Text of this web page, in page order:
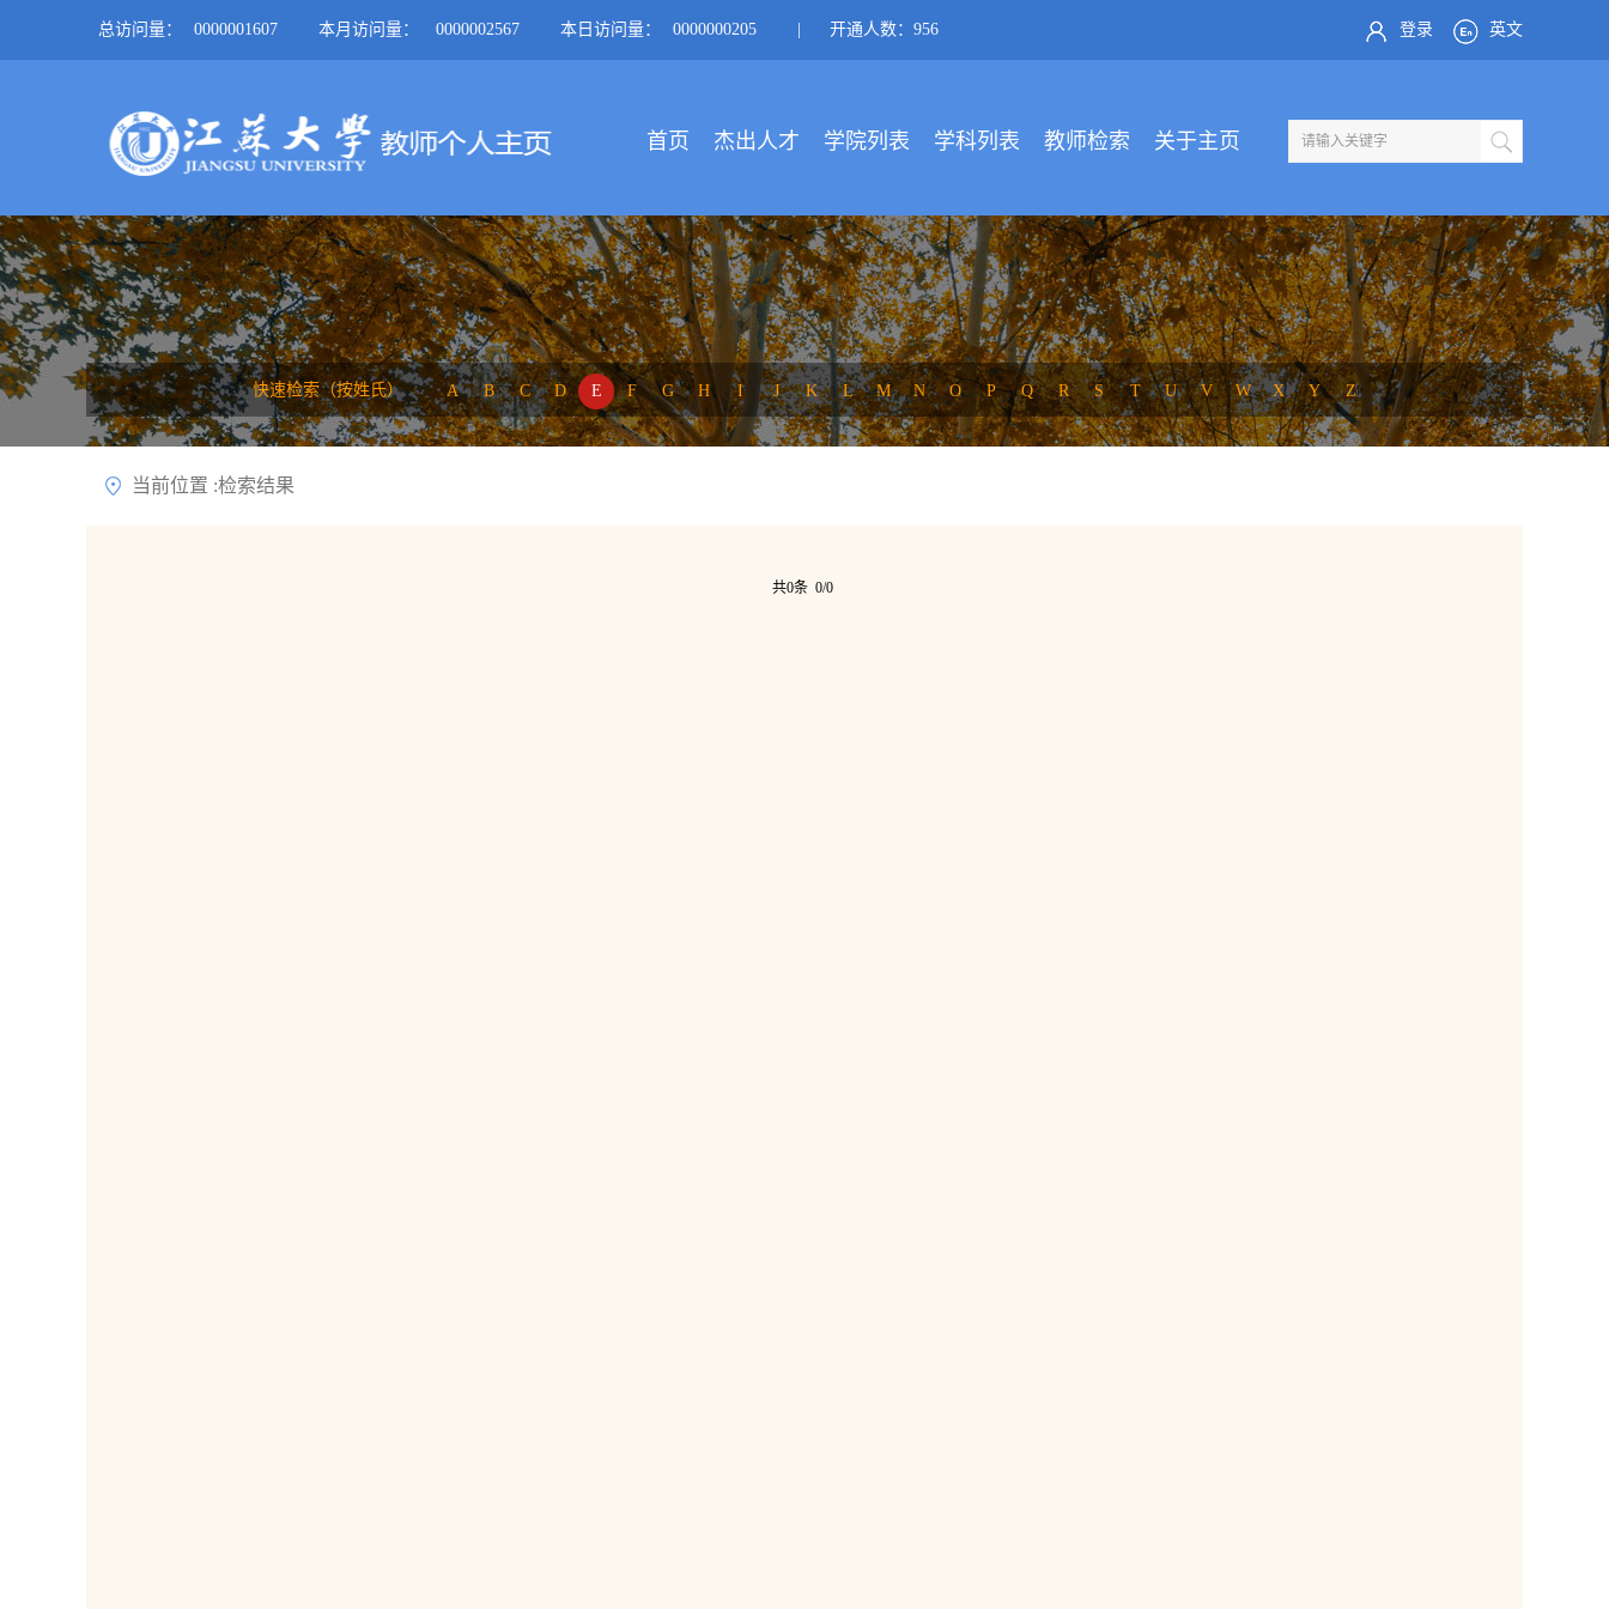
总访问量： 0000001607 本月访问量： 0000002567 本日访问量： 0000000205 开通人数：956 登录 英文
首页 杰出人才 学院列表 学科列表 教师检索 关于主页
快速检索（按姓氏） A B C D E F G H I J K L M N O P Q R S T U V W X Y Z
当前位置 :检索结果
共0条 0/0